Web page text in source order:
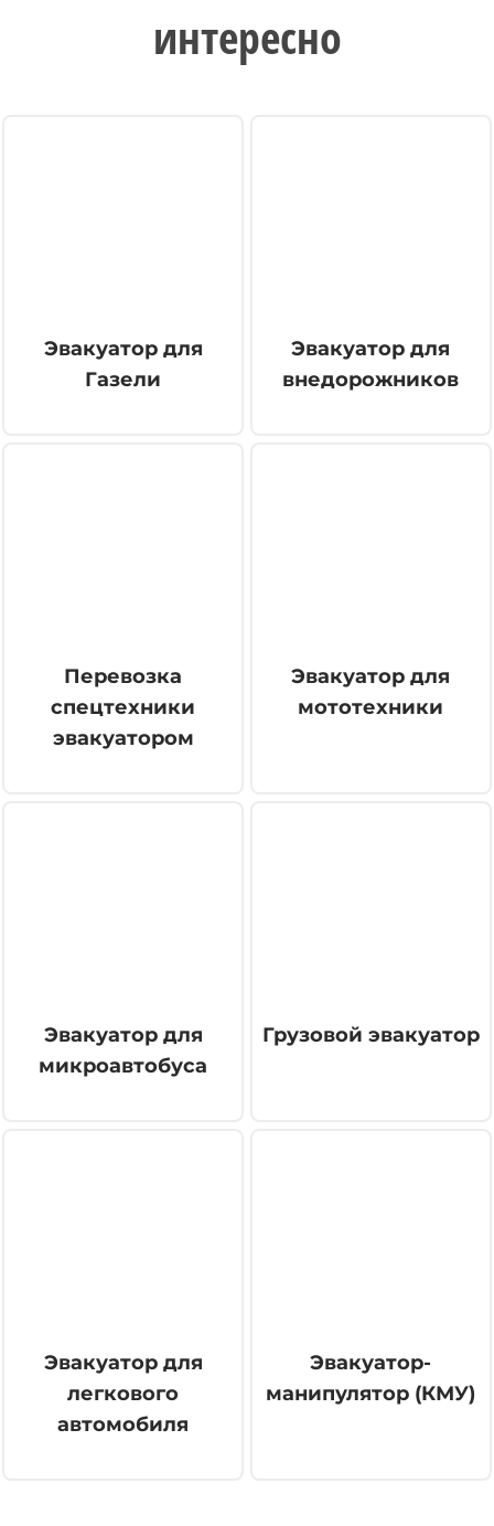
интересно
Эвакуатор для
Газели
Эвакуатор для
внедорожников
Перевозка
спецтехники
эвакуатором
Эвакуатор для
мототехники
Эвакуатор для
микроавтобуса
Грузовой эвакуатор
Эвакуатор для
легкового
автомобиля
Эвакуатор-
манипулятор (КМУ)